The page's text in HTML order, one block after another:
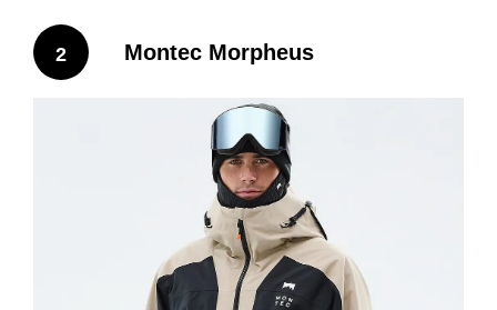
Wege-Stretch-Außenschicht und der kontrastfarbene,
wasserdichte Frontreißverschluss sorgen für
Bewegungsfreiheit und Langlebigkeit. Die äußere
Medientasche verstaut wichtige Dinge sicher. Schlank,
praktisch und vielseitig, ist die Oracle ein zuverlässiger
Allrounder für jeden Rider.
2 Montec Morpheus